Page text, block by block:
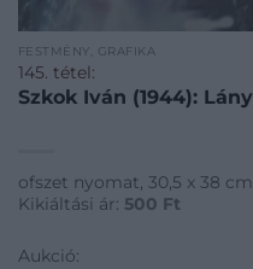
FESTMÉNY, GRAFIKA
145. tétel:
Szkok Iván (1944): Lány
ofszet nyomat, 30,5 x 38 cm
Kikiáltási ár: 500 Ft
Aukció: